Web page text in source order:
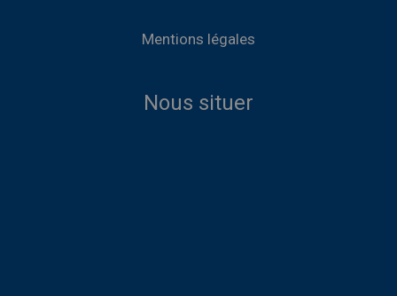
Mentions légales
Nous situer